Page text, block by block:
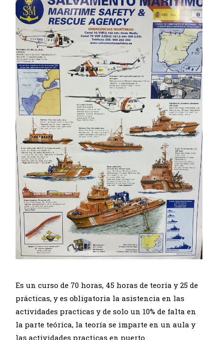
Es un curso de 70 horas, 45 horas de teoría y 25 de
prácticas, y es obligatoria la asistencia en las
actividades practicas y de solo un 10% de falta en
la parte teórica, la teoría se imparte en un aula y
las actividades practicas en puerto.